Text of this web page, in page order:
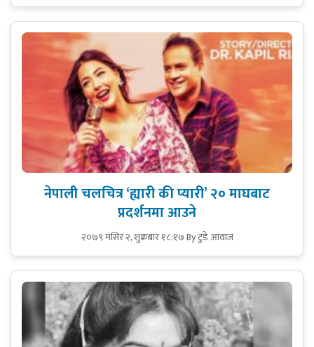
नेपाली चलचित्र ‘ह्यारी की प्यारी’ २० माघबाट
प्रदर्शनमा आउने
२०७९ मंसिर २, शुक्रबार १८:१७By टुडे आवाज